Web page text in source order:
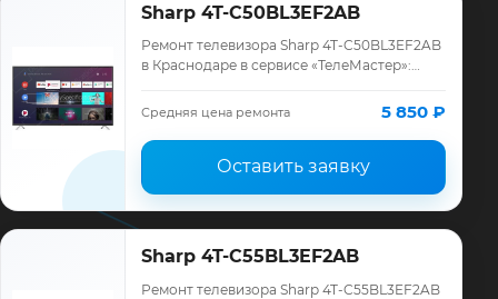
Sharp 4T-C50BL3EF2AB
Ремонт телевизора Sharp 4T-C50BL3EF2AB
в Краснодаре в сервисе «ТелеМастер»:
ремонта, запчасти и гарантия до 12
Средняя цена ремонта 5 850 ₽
Оставить заявку
Sharp 4T-C55BL3EF2AB
Ремонт телевизора Sharp 4T-C55BL3EF2AB